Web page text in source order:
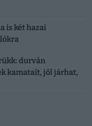
is két hazai
durván
kamatait, jól járhat,